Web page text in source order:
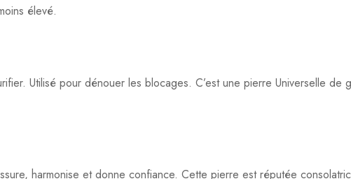
élevé.
Utilisé pour dénouer les blocages. C’est une pierre Universelle de
harmonise et donne confiance. Cette pierre est réputée